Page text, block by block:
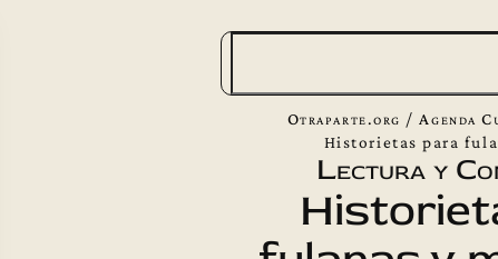
Otraparte.org / Agenda
Historietas para
Lectura y